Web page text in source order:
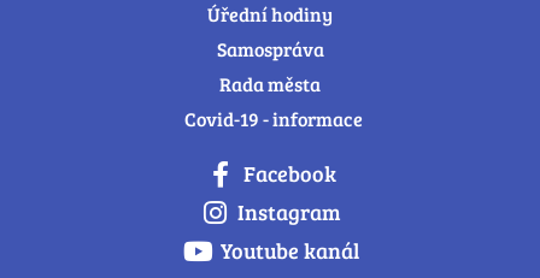
Úřední hodiny
Samospráva
Rada města
Covid-19 - informace
Facebook
Instagram
Youtube kanál